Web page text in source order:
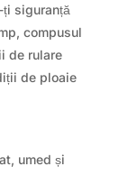
siguranță
compusul
de rulare
de ploaie
umed și